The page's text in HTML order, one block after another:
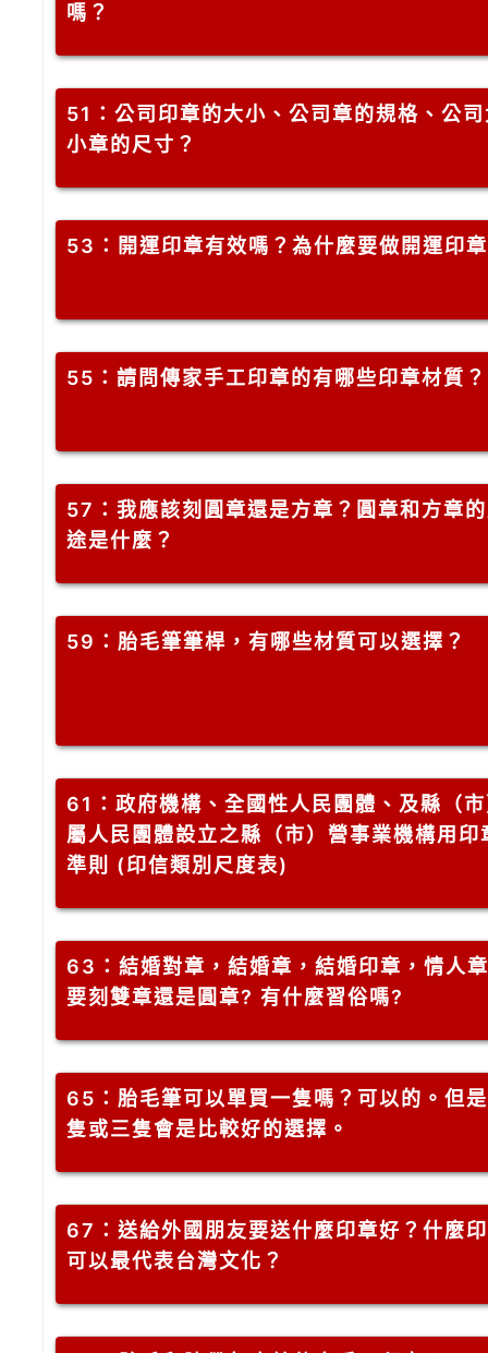
嗎？
51 ：公司印章的大小、公司章的規格、公
小章的尺寸？
53 ：開運印章有效嗎？為什麼要做開運印
55 ：請問傳家手工印章的有哪些印章材質？
57 ：我應該刻圓章還是方章？圓章和方章
途是什麼？
59 ：胎毛筆筆桿，有哪些材質可以選擇？
61 ：政府機構、全國性人民團體、及縣（
屬人民團體設立之縣（市）營事業機構用印
準則 (印信類別尺度表)
63 ：結婚對章，結婚章，結婚印章，情人
要刻雙章還是圓章? 有什麼習俗嗎?
65 ：胎毛筆可以單買一隻嗎？可以的。但
隻或三隻會是比較好的選擇。
67 ：送給外國朋友要送什麼印章好？什麼
可以最代表台灣文化？